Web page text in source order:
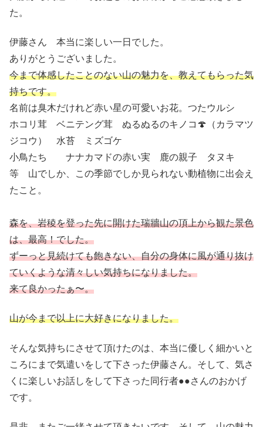
た。
伊藤さん 本当に楽しい一日でした。
ありがとうございました。
今まで体感したことのない山の魅力を、教えてもらった気
持ちです。
名前は臭木だけれど赤い星の可愛いお花。つたウルシ
ホコリ茸 ベニテング茸 ぬるぬるのキノコ🍄（カラマツ
ジコウ） 水苔 ミズゴケ
小鳥たち ナナカマドの赤い実 鹿の親子 タヌキ
等 山でしか、この季節でしか見られない動植物に出会え
たこと。
森を、岩稜を登った先に開けた瑞牆山の頂上から観た景色
は、最高！でした。
ずーっと見続けても飽きない、自分の身体に風が通り抜け
ていくような清々しい気持ちになりました。
来て良かったぁ〜。
山が今まで以上に大好きになりました。
そんな気持ちにさせて頂けたのは、本当に優しく細かいと
ころにまで気遣いをして下さった伊藤さん。そして、気さ
くに楽しいお話しをして下さった同行者●●さんのおかげ
です。